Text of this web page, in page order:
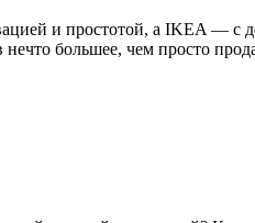
и простотой, а IKEA —
большее, чем просто